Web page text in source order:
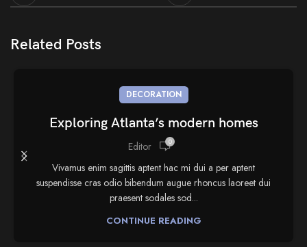
Related Posts
DECORATION
Exploring Atlanta’s modern homes
Editor 0
Vivamus enim sagittis aptent hac mi dui a per aptent
suspendisse cras odio bibendum augue rhoncus laoreet dui
praesent sodales sod...
CONTINUE READING